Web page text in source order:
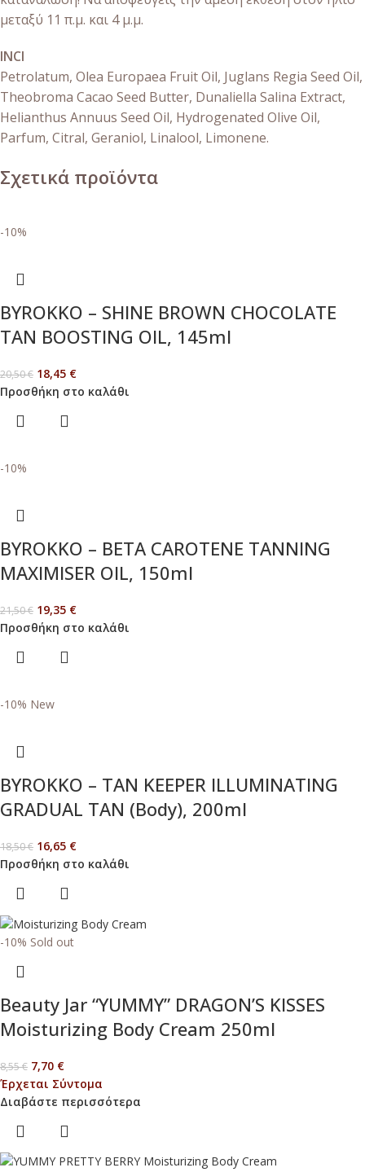
μεταξύ 11 π.μ. και 4 μ.μ.
INCI
Petrolatum, Olea Europaea Fruit Oil, Juglans Regia Seed Oil,
Theobroma Cacao Seed Butter, Dunaliella Salina Extract,
Helianthus Annuus Seed Oil, Hydrogenated Olive Oil,
Parfum, Citral, Geraniol, Linalool, Limonene.
Σχετικά προϊόντα
-10%
BYROKKO – SHINE BROWN CHOCOLATE
TAN BOOSTING OIL, 145ml
20,50€ 18,45 €
Προσθήκη στο καλάθι
-10%
BYROKKO – BETA CAROTENE TANNING
MAXIMISER OIL, 150ml
21,50€ 19,35 €
Προσθήκη στο καλάθι
-10% New
BYROKKO – TAN KEEPER ILLUMINATING
GRADUAL TAN (Body), 200ml
18,50€ 16,65 €
Προσθήκη στο καλάθι
-10% Sold out
Beauty Jar “YUMMY” DRAGON’S KISSES
Moisturizing Body Cream 250ml
8,55€ 7,70 €
Έρχεται Σύντομα
Διαβάστε περισσότερα